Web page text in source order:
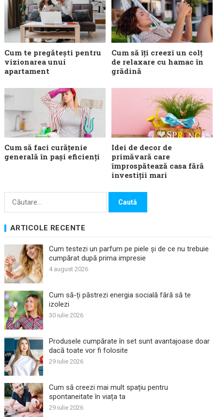
Cum te pregătești pentru
vizionarea unui
apartament
Cum să îți creezi un colț
de relaxare cu hamac în
grădină
Cum să faci curățenie
generală în pași eficienți
Idei de decor de
primăvară care
împrospătează casa fără
investiții mari
ARTICOLE RECENTE
Cum testezi un parfum pe piele și de ce nu trebuie
cumpărat după prima impresie
4 august 2026
Cum să-ți păstrezi energia socială fără să te
izolezi
30 iulie 2026
Produsele cumpărate în set sunt avantajoase doar
dacă toate vor fi folosite
29 iulie 2026
Cum să creezi mai mult spațiu pentru
spontaneitate în viața ta
29 iulie 2026